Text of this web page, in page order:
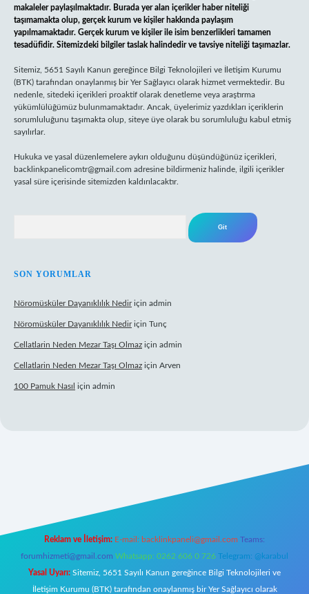
makaleler paylaşılmaktadır. Burada yer alan içerikler haber niteliği
taşımamakta olup, gerçek kurum ve kişiler hakkında paylaşım
yapılmamaktadır. Gerçek kurum ve kişiler ile isim benzerlikleri tamamen
tesadüfidir. Sitemizdeki bilgiler taslak halindedir ve tavsiye niteliği taşımazlar.
Sitemiz, 5651 Sayılı Kanun gereğince Bilgi Teknolojileri ve İletişim Kurumu
(BTK) tarafından onaylanmış bir Yer Sağlayıcı olarak hizmet vermektedir. Bu
nedenle, sitedeki içerikleri proaktif olarak denetleme veya araştırma
yükümlülüğümüz bulunmamaktadır. Ancak, üyelerimiz yazdıkları içeriklerin
sorumluluğunu taşımakta olup, siteye üye olarak bu sorumluluğu kabul etmiş
sayılırlar.
Hukuka ve yasal düzenlemelere aykırı olduğunu düşündüğünüz içerikleri,
backlinkpanelicomtr@gmail.com adresine bildirmeniz halinde, ilgili içerikler
yasal süre içerisinde sitemizden kaldırılacaktır.
SON YORUMLAR
Nöromüsküler Dayanıklılık Nediriçin admin
Nöromüsküler Dayanıklılık Nediriçin Tunç
Cellatlarin Neden Mezar Taşı Olmaz için admin
Cellatlarin Neden Mezar Taşı Olmaz için Arven
100 Pamuk Nasıl için admin
Reklam ve İletişim: E-mail: backlinkpaneli@gmail.com Teams:
forumhizmeti@gmail.com Whatsapp: 0262 606 0 726 Telegram: @karabul
Yasal Uyarı: Sitemiz, 5651 Sayılı Kanun gereğince Bilgi Teknolojileri ve
İletişim Kurumu (BTK) tarafından onaylanmış bir Yer Sağlayıcı olarak